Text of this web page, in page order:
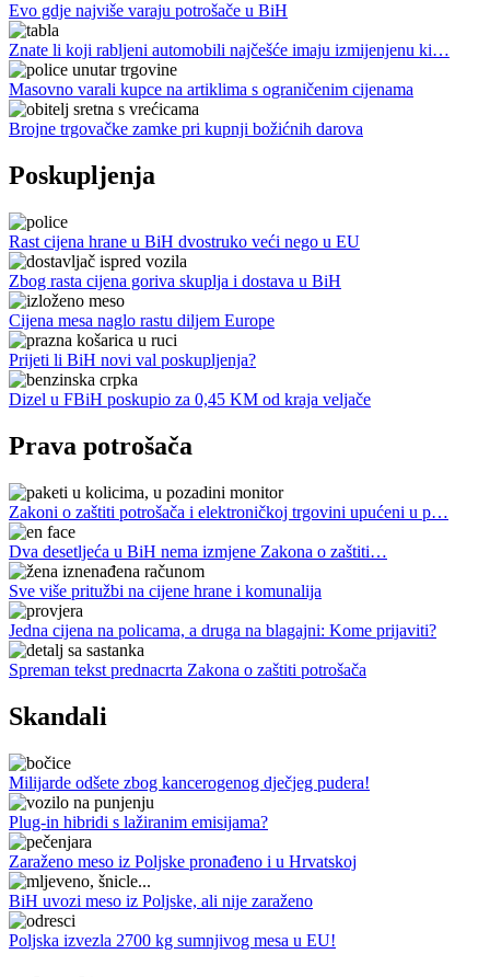
Evo gdje najviše varaju potrošače u BiH
Znate li koji rabljeni automobili najčešće imaju izmijenjenu ki…
Masovno varali kupce na artiklima s ograničenim cijenama
Brojne trgovačke zamke pri kupnji božićnih darova
Poskupljenja
Rast cijena hrane u BiH dvostruko veći nego u EU
Zbog rasta cijena goriva skuplja i dostava u BiH
Cijena mesa naglo rastu diljem Europe
Prijeti li BiH novi val poskupljenja?
Dizel u FBiH poskupio za 0,45 KM od kraja veljače
Prava potrošača
Zakoni o zaštiti potrošača i elektroničkoj trgovini upućeni u p…
Dva desetljeća u BiH nema izmjene Zakona o zaštiti…
Sve više pritužbi na cijene hrane i komunalija
Jedna cijena na policama, a druga na blagajni: Kome prijaviti?
Spreman tekst prednacrta Zakona o zaštiti potrošača
Skandali
Milijarde odšete zbog kancerogenog dječjeg pudera!
Plug-in hibridi s lažiranim emisijama?
Zaraženo meso iz Poljske pronađeno i u Hrvatskoj
BiH uvozi meso iz Poljske, ali nije zaraženo
Poljska izvezla 2700 kg sumnjivog mesa u EU!